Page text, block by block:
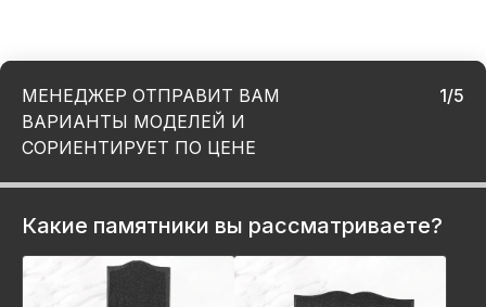
МЕНЕДЖЕР ОТПРАВИТ ВАМ
ВАРИАНТЫ МОДЕЛЕЙ И
СОРИЕНТИРУЕТ ПО ЦЕНЕ
1/5
Какие памятники вы рассматриваете?